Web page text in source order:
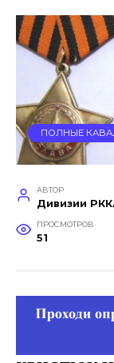
ПОЛНЫЕ
АВТОР
Дивизии
ПРОСМОТРОВ
51